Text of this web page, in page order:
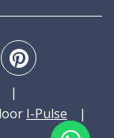
I-Pulse